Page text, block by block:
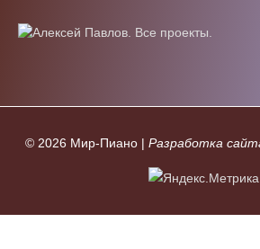
© 2026 Мир-Пиано| Разработка